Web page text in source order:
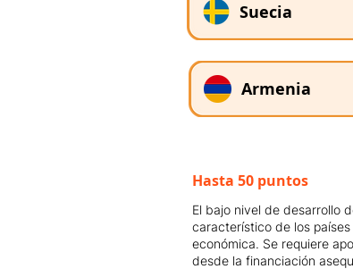
Suecia
Armenia
Hasta 50 puntos
El bajo nivel de desarrollo
característico de los
económica. Se requiere
desde la financiación